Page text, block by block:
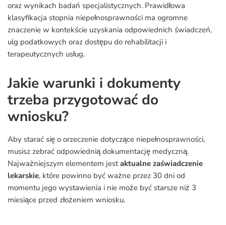
oraz wynikach badań specjalistycznych. Prawidłowa
klasyfikacja stopnia niepełnosprawności ma ogromne
znaczenie w kontekście uzyskania odpowiednich świadczeń,
ulg podatkowych oraz dostępu do rehabilitacji i
terapeutycznych usług.
Jakie warunki i dokumenty
trzeba przygotować do
wniosku?
Aby starać się o orzeczenie dotyczące niepełnosprawności,
musisz zebrać odpowiednią dokumentację medyczną.
Najważniejszym elementem jestaktualne zaświadczenie
lekarskie, które powinno być ważne przez 30 dni od
momentu jego wystawienia i nie może być starsze niż 3
miesiące przed złożeniem wniosku.